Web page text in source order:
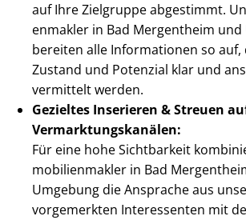
auf Ihre Zielgruppe abgestimmt.
en­mak­ler in Bad Mergentheim
bereiten alle Informationen so auf,
Zustand und Potenzial klar und
vermittelt werden.
Gezieltes Inserieren & Streuen
Ver­mark­tungs­ka­nä­len:
Für eine hohe Sichtbarkeit
mo­bi­li­en­mak­ler in Bad
Umgebung die Ansprache aus
vorgemerkten Interessenten mit